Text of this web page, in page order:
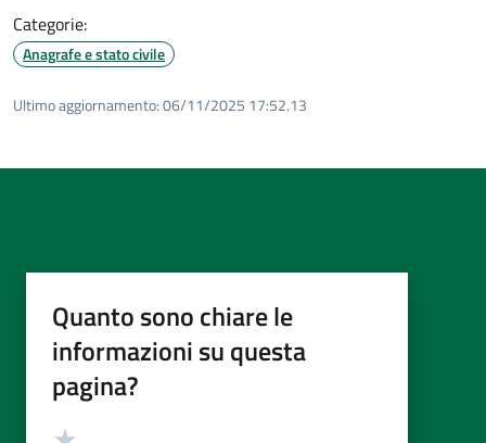
Categorie:
Anagrafe e stato civile
Ultimo aggiornamento:06/11/2025 17:52.13
Quanto sono chiare le
informazioni su questa
pagina?
Valutazione